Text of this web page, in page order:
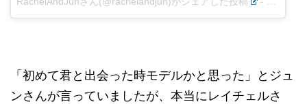
「初めて君と出会った時モデルかと思った」とジュ
ンさんが言っていましたが、本当にレイチェルさ